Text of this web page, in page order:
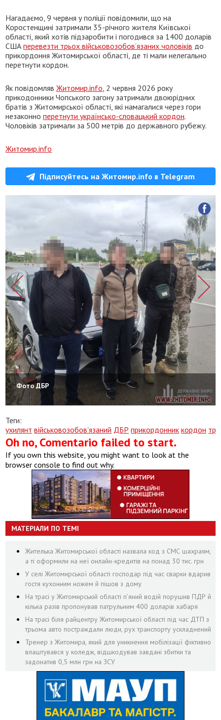
Нагадаємо, 9 червня у поліції повідомили, що на
Коростенщині затримали 35-річного жителя Київської
області, який хотів підзаробити і погодився за 1400 доларів
СШАперевезти трьох військовозобов’язаних чоловіків до
прикордоння Житомирської області, де ті мали нелегально
перетнути кордон.
Як повідомлявЖитомир.info , 2 червня 2026 року
прикодонники Чопського загону затримали двоюрідних
братів з Житомирської області, які намагалися через гори
незаконноперетнути українсько-словацький кордон.
Чоловіків затримали за 500 метрів до державного рубежу.
Житомир.info
Підписуйтесь на Житомир.info в Telegram
Фото ДБР
Теги:
ухилянт військовозобов'язаний ДБР прикордонник кордон
Oh no, Comentario failed to start.
If you own this website, you might want to look at the
browser console to find out why.
МАТЕРІАЛИ ПО ТЕМІ
Жителька Житомирської області назвала код з СМС шахраям,
а ті оформили на неї онлайн-кредитів на понад 30 тис. грн
У селі Житомирської області господар під час сварки вдарив
гостя кухонним ножем й пішов з дому
На трасі у Житомирській області п’яний водій порушив ПДР й
кілька разів пропонував патрульним 400 доларів хабаря
На трасі біля райцентру Житомирської області під час ДТП з
трьома авто постраждали люди, рух транспорту ускладнений
Тренер з Житомира, який для уникнення мобілізації фіктивно
влаштувався у коледж, відшкодував завдані збитки та
задонатив 0,5 млн грн на ЗСУ